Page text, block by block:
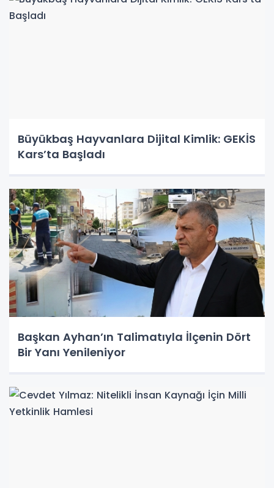
Büyükbaş Hayvanlara Dijital Kimlik: GEKİS
Kars’ta Başladı
Başkan Ayhan’ın Talimatıyla İlçenin Dört
Bir Yanı Yenileniyor